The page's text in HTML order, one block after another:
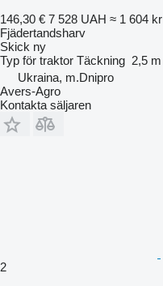
146,30 € 7 528 UAH ≈ 1 604 kr
Fjädertandsharv
Skick ny
Typ för traktor Täckning 2,5 m
Ukraina, m.Dnipro
Avers-Agro
Kontakta säljaren
2